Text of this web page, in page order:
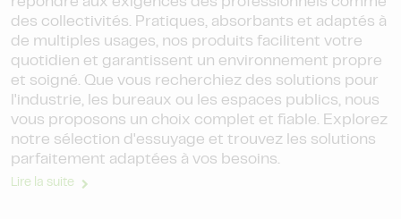
des collectivités. Pratiques, absorbants et adaptés à
de multiples usages, nos produits facilitent votre
quotidien et garantissent un environnement propre
et soigné. Que vous recherchiez des solutions pour
l'industrie, les bureaux ou les espaces publics, nous
vous proposons un choix complet et fiable. Explorez
notre sélection d'essuyage et trouvez les solutions
parfaitement adaptées à vos besoins.
Lire la suite